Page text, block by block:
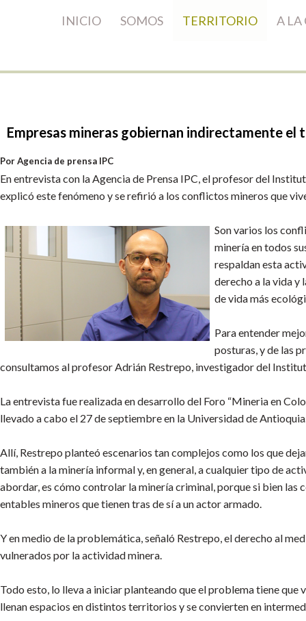
INICIO SOMOS TERRITORIO A LA
Empresas mineras gobiernan indirectamente el
Por Agencia de prensa IPC
En entrevista con la Agencia de Prensa IPC, el profesor del
explicó este fenómeno y se refirió a los conflictos mineros que
Son varios los
minería en todos
respaldan esta
derecho a la vida y
de vida más
Para entender
posturas, y de las
consultamos al profesor Adrián Restrepo, investigador del
La entrevista fue realizada en desarrollo del Foro “Mineria en
llevado a cabo el 27 de septiembre en la Universidad de
Allí, Restrepo planteó escenarios tan complejos como los que
también a la minería informal y, en general, a cualquier tipo de
abordar, es cómo controlar la minería criminal, porque si bien las
entables mineros que tienen tras de sí a un actor armado.
Y en medio de la problemática, señaló Restrepo, el derecho al
vulnerados por la actividad minera.
Todo esto, lo lleva a iniciar planteando que el problema tiene que
llenan espacios en distintos territorios y se convierten en